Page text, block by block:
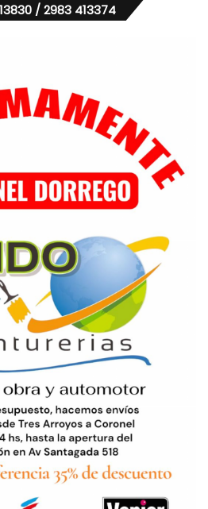
/ 2983 413374